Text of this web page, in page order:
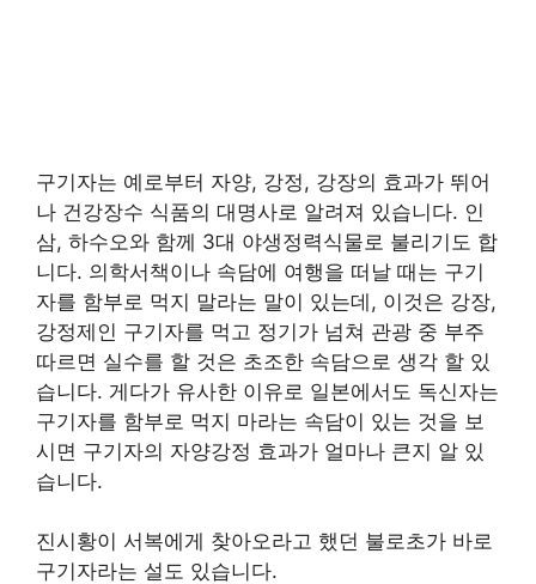
구기자는 예로부터 자양, 강정, 강장의 효과가 뛰어
나 건강장수 식품의 대명사로 알려져 있습니다. 인
삼, 하수오와 함께 3대 야생정력식물로 불리기도 합
니다. 의학서책이나 속담에 여행을 떠날 때는 구기
자를 함부로 먹지 말라는 말이 있는데, 이것은 강장,
강정제인 구기자를 먹고 정기가 넘쳐 관광 중 부주
따르면 실수를 할 것은 초조한 속담으로 생각 할 있
습니다. 게다가 유사한 이유로 일본에서도 독신자는
구기자를 함부로 먹지 마라는 속담이 있는 것을 보
시면 구기자의 자양강정 효과가 얼마나 큰지 알 있
습니다.
진시황이 서복에게 찾아오라고 했던 불로초가 바로
구기자라는 설도 있습니다.